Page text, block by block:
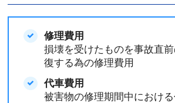
修理費用
損壊を受けたものを事故直
復する為の修理費用
代車費用
被害物の修理期間中におけ